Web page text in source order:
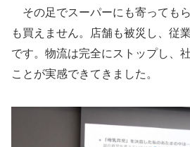
その足でスーパーにも寄っても
も買えません。店舗も被災し、従
です。物流は完全にストップし、
ことが実感できてきました。